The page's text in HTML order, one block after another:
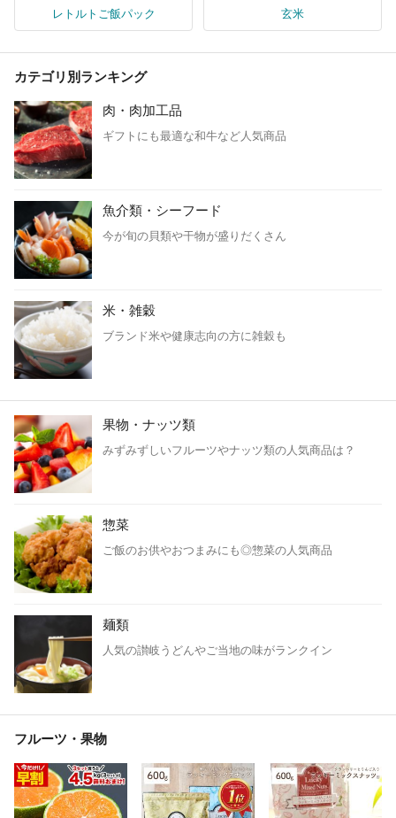
レトルトご飯パック 玄米
カテゴリ別ランキング
肉・肉加工品
ギフトにも最適な和牛など人気商品
魚介類・シーフード
今が旬の貝類や干物が盛りだくさん
米・雑穀
ブランド米や健康志向の方に雑穀も
果物・ナッツ類
みずみずしいフルーツやナッツ類の人気商品は？
惣菜
ご飯のお供やおつまみにも◎惣菜の人気商品
麺類
人気の讃岐うどんやご当地の味がランクイン
フルーツ・果物